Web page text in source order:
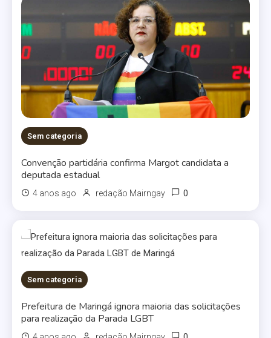
Sem categoria
Convenção partidária confirma Margot candidata a
deputada estadual
4 anos ago redação Mairngay 0
Sem categoria
Prefeitura de Maringá ignora maioria das solicitações
para realização da Parada LGBT